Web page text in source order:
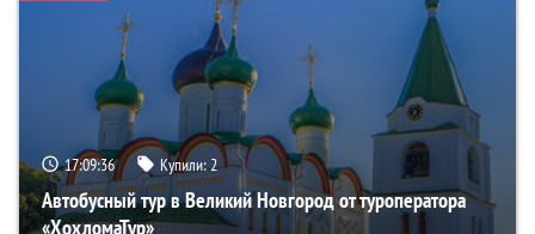
17:09:35 Купили:2
Автобусный тур в Великий Новгород от туроператора
«ХохломаТур»